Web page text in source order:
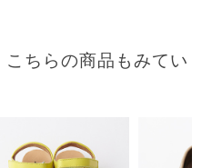
ちらの商品もみてい